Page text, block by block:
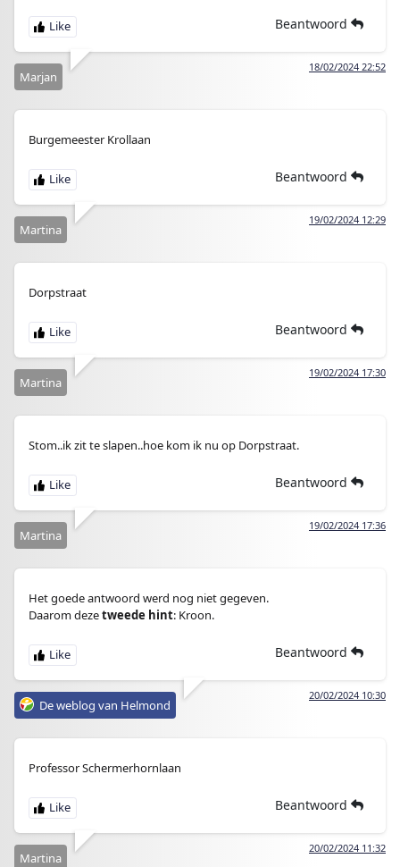
Beantwoord
18/02/2024 22:52
Marjan
Burgemeester Krollaan
Beantwoord
19/02/2024 12:29
Martina
Dorpstraat
Beantwoord
19/02/2024 17:30
Martina
Stom..ik zit te slapen..hoe kom ik nu op Dorpstraat.
Beantwoord
19/02/2024 17:36
Martina
Het goede antwoord werd nog niet gegeven.
Daarom dezetweede hint: Kroon.
Beantwoord
20/02/2024 10:30
De weblog van Helmond
Professor Schermerhornlaan
Beantwoord
20/02/2024 11:32
Martina